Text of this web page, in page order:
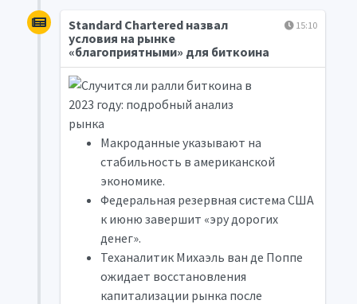
15:10
Standard Chartered назвал
условия на рынке
«благоприятными» для биткоина
Макроданные указывают на
стабильность в американской
экономике.
Федеральная резервная система США
к июню завершит «эру дорогих
денег».
Теханалитик Михаэль ван де Поппе
ожидает восстановления
капитализации рынка после